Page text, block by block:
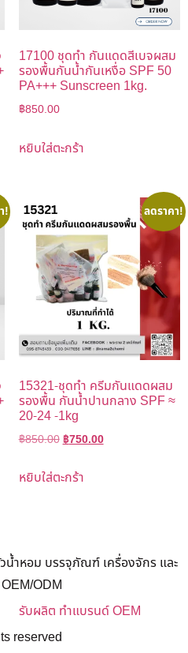
17100 ชุดทำ กันแดดสีเบจผสม
รองพื้นกันน้ำกันเหงื่อ SPF 50
PA+++ Sunscreen 1kg.
฿850.00
หยิบใส่ตะกร้า
! ลดราคา!
15321-ชุดทำ ครีมกันแดดผสม
รองพื้น กันน้ำปานกลาง SPF ≈
20-24 -1kg
฿850.00 ฿750.00
หยิบใส่ตะกร้า
ำหอม บรรจุภัณฑ์ เครื่องจักร และ
ODM
รับผลิต ทำแบรนด์ OEM
reserved